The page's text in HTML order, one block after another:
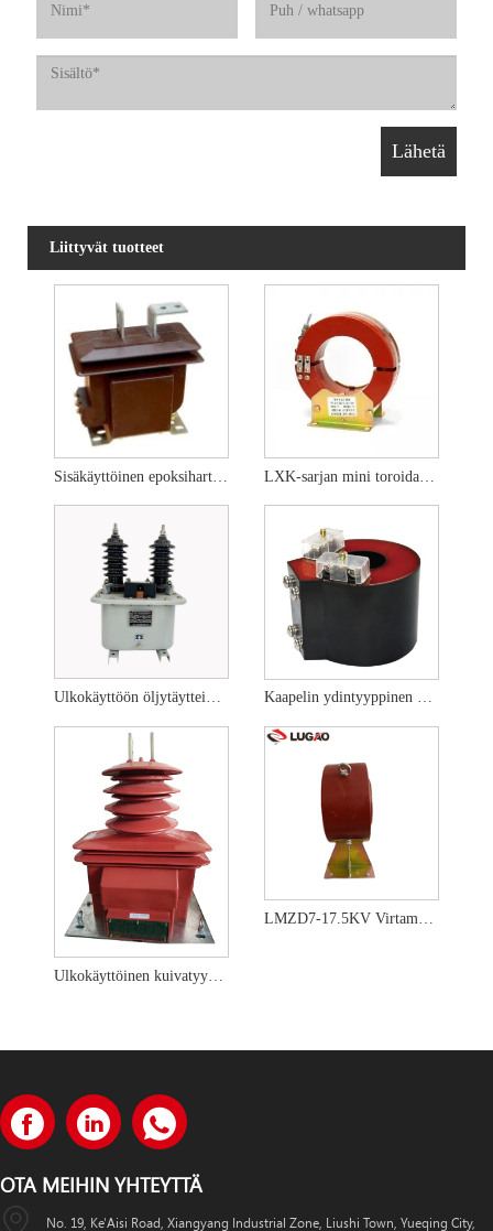
Liittyvät tuotteet
Kaapelin ydintyyppinen virtamuuntaja
OTA MEIHIN YHTEYTTÄ
No. 19, Ke'Aisi Road, Xiangyang Industrial Zone, Liushi Town, Yueqing City,